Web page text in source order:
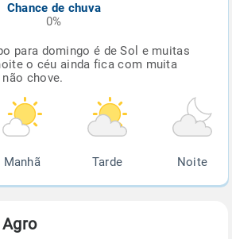
Chance de chuva
0%
para domingo é de Sol e muitas
o céu ainda fica com muita
chove.
Manhã Tarde Noite